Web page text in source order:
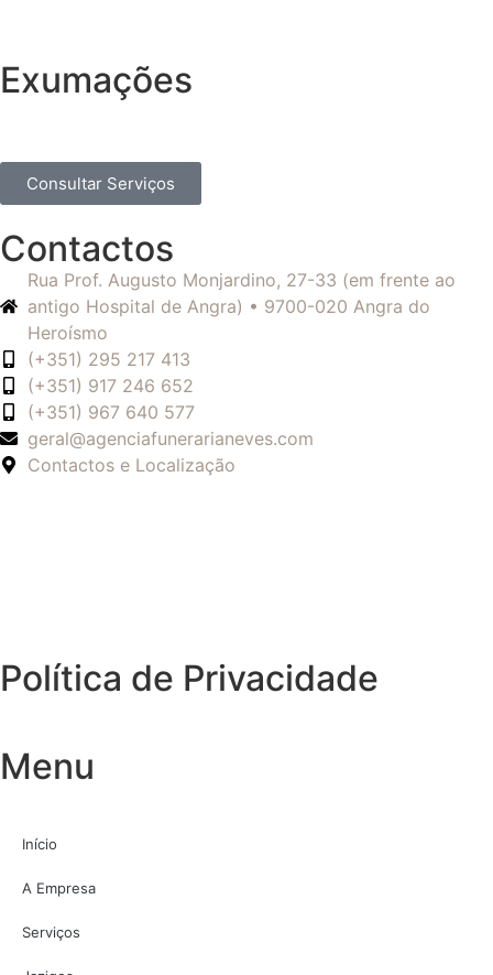
Exumações
Consultar Serviços
Contactos
Rua Prof. Augusto Monjardino, 27-33 (em frente ao
antigo Hospital de Angra) • 9700-020 Angra do
Heroísmo
(+351) 295 217 413
(+351) 917 246 652
(+351) 967 640 577
geral@agenciafunerarianeves.com
Contactos e Localização
Política de Privacidade
Menu
Início
A Empresa
Serviços